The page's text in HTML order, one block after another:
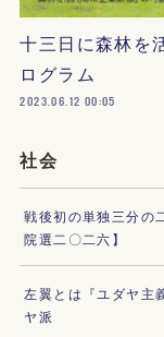
十三日に森林を
ログラム
2023.06.12 00:05
社会
戦後初の単独三分の
院選二〇二六】
左翼とは『ユダヤ主
ヤ派